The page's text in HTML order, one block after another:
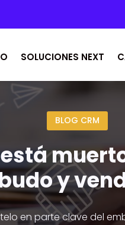
SOLUCIONES NEXT
BLOG CRM
y
en parte clave del